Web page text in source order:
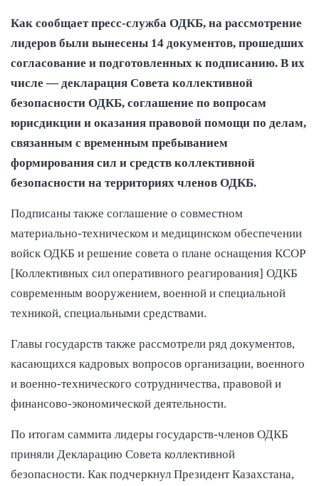
Как сообщает пресс-служба ОДКБ, на рассмотрение
лидеров были вынесены 14 документов, прошедших
согласование и подготовленных к подписанию. В их
числе — декларация Совета коллективной
безопасности ОДКБ, соглашение по вопросам
юрисдикции и оказания правовой помощи по делам,
связанным с временным пребыванием
формирования сил и средств коллективной
безопасности на территориях членов ОДКБ.
Подписаны также соглашение о совместном
материально-техническом и медицинском обеспечении
войск ОДКБ и решение совета о плане оснащения КСОР
[Коллективных сил оперативного реагирования] ОДКБ
современным вооружением, военной и специальной
техникой, специальными средствами.
Главы государств также рассмотрели ряд документов,
касающихся кадровых вопросов организации, военного
и военно-технического сотрудничества, правовой и
финансово-экономической деятельности.
По итогам саммита лидеры государств-членов ОДКБ
приняли Декларацию Совета коллективной
безопасности. Как подчеркнул Президент Казахстана,